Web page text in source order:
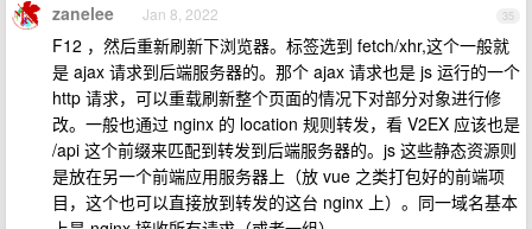
35
zanelee Jan 8, 2022
F12 ，然后重新刷新下浏览器。标签选到 fetch/xhr,这个一般就
是 ajax 请求到后端服务器的。那个 ajax 请求也是 js 运行的一个
http 请求，可以重载刷新整个页面的情况下对部分对象进行修
改。一般也通过 nginx 的 location 规则转发，看 V2EX 应该也是
/api 这个前缀来匹配到转发到后端服务器的。js 这些静态资源则
是放在另一个前端应用服务器上（放 vue 之类打包好的前端项
目，这个也可以直接放到转发的这台 nginx 上）。同一域名基本